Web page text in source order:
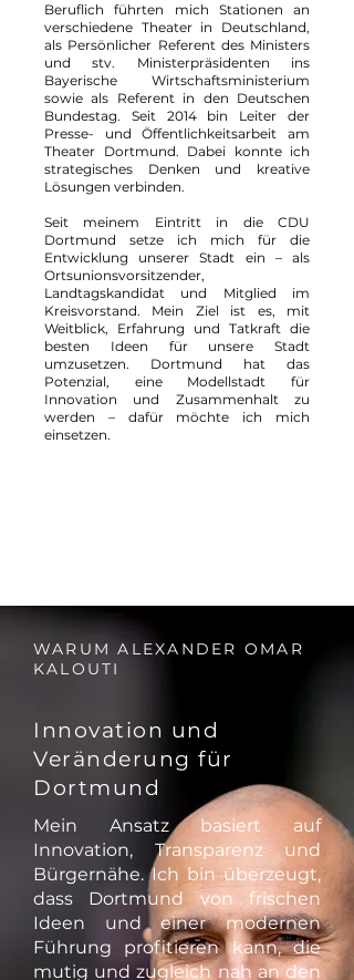
Beruflich führten mich Stationen an
verschiedene Theater in Deutschland,
als Persönlicher Referent des Ministers
und stv. Ministerpräsidenten ins
Bayerische Wirtschaftsministerium
sowie als Referent in den Deutschen
Bundestag. Seit 2014 bin Leiter der
Presse- und Öffentlichkeitsarbeit am
Theater Dortmund. Dabei konnte ich
strategisches Denken und kreative
Lösungen verbinden.
Seit meinem Eintritt in die CDU
Dortmund setze ich mich für die
Entwicklung unserer Stadt ein – als
Ortsunionsvorsitzender,
Landtagskandidat und Mitglied im
Kreisvorstand. Mein Ziel ist es, mit
Weitblick, Erfahrung und Tatkraft die
besten Ideen für unsere Stadt
umzusetzen. Dortmund hat das
Potenzial, eine Modellstadt für
Innovation und Zusammenhalt zu
werden – dafür möchte ich mich
einsetzen.
WARUM ALEXANDER OMAR
KALOUTI
Innovation und
Veränderung für
Dortmund
Mein Ansatz basiert auf
Innovation, Transparenz und
Bürgernähe. Ich bin überzeugt,
dass Dortmund von frischen
Ideen und einer modernen
Führung profitieren kann, die
mutig und zugleich nah an den